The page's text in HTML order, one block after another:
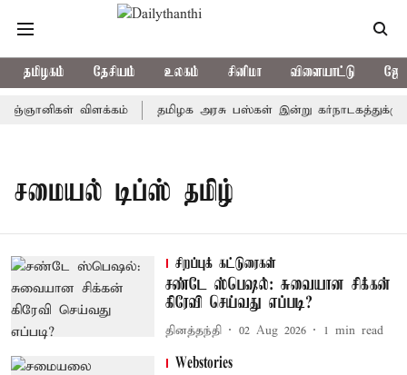
தமிழகம் தேசியம் உலகம் சினிமா விளையாட்டு
விளக்கம் தமிழக அரசு பஸ்கள் இன்று
சமையல் டிப்ஸ் தமிழ்
சிறப்புக் கட்டுரைகள்
சண்டே ஸ்பெஷல்: சுவையான சிக்கன்
கிரேவி செய்வது எப்படி?
தினத்தந்தி 02 Aug 2026 1 min read
Webstories